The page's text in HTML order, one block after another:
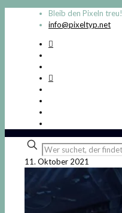
Bleib den Pixeln treu!
info@pixeltyp.net
Wer
suchet,
der
...
11. Oktober 2021